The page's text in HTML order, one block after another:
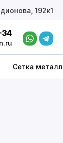
34
Сетка
192к1